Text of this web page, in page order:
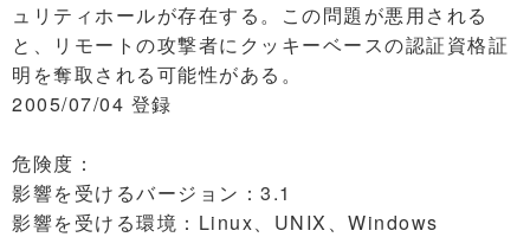
ュリティホールが存在する。この問題が悪用される
と、リモートの攻撃者にクッキーベースの認証資格証
明を奪取される可能性がある。
2005/07/04 登録
危険度：
影響を受けるバージョン：3.1
影響を受ける環境：Linux、UNIX、Windows